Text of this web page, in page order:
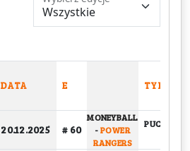
DATA E TYP
20.12.2025 # 60
MONEYBALL
-POWER
RANGERS